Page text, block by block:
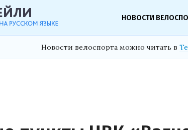
НОВОСТИ
Новости велоспорта можно читать в